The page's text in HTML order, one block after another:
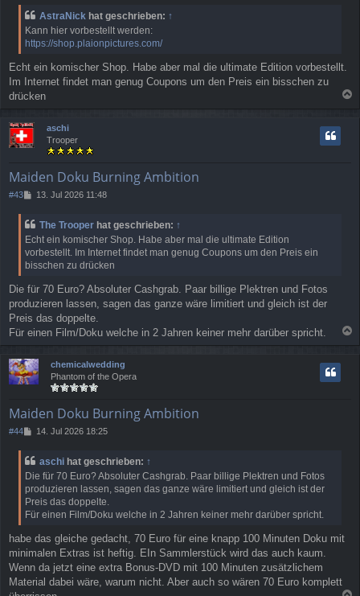
i
t
r
a
AstraNick hat geschrieben: ↑
Kann hier vorbestellt werden:
https://shop.plaionpictures.com/
Echt ein komischer Shop. Habe aber mal die ultimate Edition vorbestellt.
Im Internet findet man genug Coupons um den Preis ein bisschen zu
drücken
aschi
Trooper
Maiden Doku Burning Ambition
#43
B
i
t
r
a
g
13. Jul 2026 11:48
The Trooper hat geschrieben: ↑
Echt ein komischer Shop. Habe aber mal die ultimate Edition
vorbestellt. Im Internet findet man genug Coupons um den Preis ein
bisschen zu drücken
Die für 70 Euro? Absoluter Cashgrab. Paar billige Plektren und Fotos
produzieren lassen, sagen das ganze wäre limitiert und gleich ist der
Preis das doppelte.
Für einen Film/Doku welche in 2 Jahren keiner mehr darüber spricht.
a
chemicalwedding
Phantom of the Opera
Maiden Doku Burning Ambition
#44
B
i
t
r
a
g
14. Jul 2026 18:25
aschi hat geschrieben: ↑
Die für 70 Euro? Absoluter Cashgrab. Paar billige Plektren und Fotos
produzieren lassen, sagen das ganze wäre limitiert und gleich ist der
Preis das doppelte.
Für einen Film/Doku welche in 2 Jahren keiner mehr darüber spricht.
habe das gleiche gedacht, 70 Euro für eine knapp 100 Minuten Doku mit
minimalen Extras ist heftig. EIn Sammlerstück wird das auch kaum.
Wenn da jetzt eine extra Bonus-DVD mit 100 Minuten zusätzlichem
Material dabei wäre, warum nicht. Aber auch so wären 70 Euro komplett